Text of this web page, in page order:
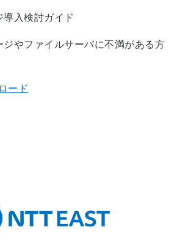
導入検討ガイド
ジやファイルサーバに不満がある方
ード